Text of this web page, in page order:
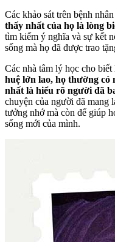
Các khảo sát trên bệnh
thấy nhất của họ là lòng
tìm kiếm ý nghĩa và sự kết
sống mà họ đã được trao
Các nhà tâm lý học cho biết
huệ lớn lao, họ thường có
nhất là hiểu rõ người đã
chuyện của người đã mang
tưởng nhớ mà còn để giúp
sống mới của mình.